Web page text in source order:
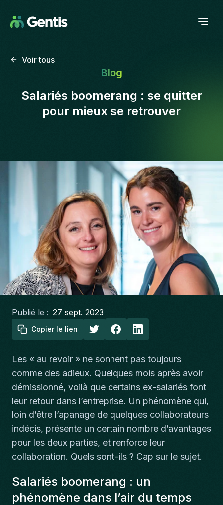
Voir tous
Blog
Salariés boomerang : se quitter
pour mieux se retrouver
Publié le : 27 sept. 2023
Copier le lien
Les « au revoir » ne sonnent pas toujours
comme des adieux. Quelques mois après avoir
démissionné, voilà que certains ex-salariés font
leur retour dans l’entreprise. Un phénomène qui,
loin d’être l’apanage de quelques collaborateurs
indécis, présente un certain nombre d’avantages
pour les deux parties, et renforce leur
collaboration. Quels sont-ils ? Cap sur le sujet.
Salariés boomerang : un
phénomène dans l’air du temps